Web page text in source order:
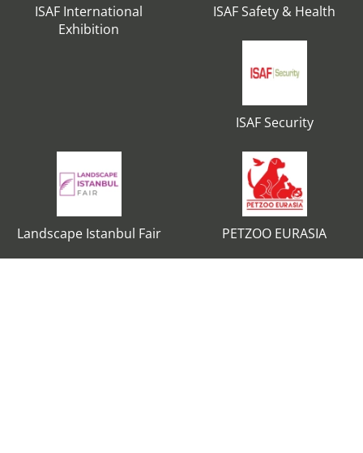
ISAF International
Exhibition
ISAF Safety & Health
ISAF Security
Landscape Istanbul Fair PETZOO EURASIA